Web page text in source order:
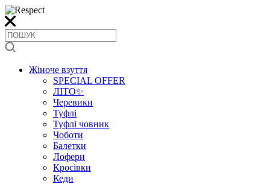
Жіноче взуття
SPECIAL OFFER
ЛІТО✨
Черевики
Туфлі
Туфлі човник
Чоботи
Балетки
Лофери
Кросівки
Кеди